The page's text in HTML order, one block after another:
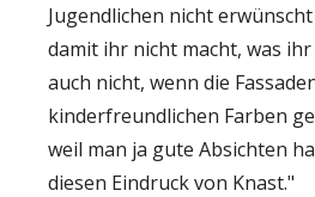
Jugendlichen nicht
damit ihr nicht macht, was
auch nicht, wenn die
kinderfreundlichen Farben
weil man ja gute Absichten
diesen Eindruck von Knast."